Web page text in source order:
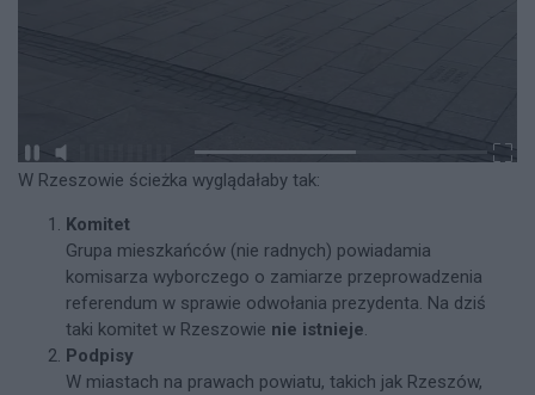
W Rzeszowie ścieżka wyglądałaby tak:
Komitet
Grupa mieszkańców (nie radnych) powiadamia
komisarza wyborczego o zamiarze przeprowadzenia
referendum w sprawie odwołania prezydenta. Na dziś
taki komitet w Rzeszowie nie istnieje.​
Podpisy
W miastach na prawach powiatu, takich jak Rzeszów,